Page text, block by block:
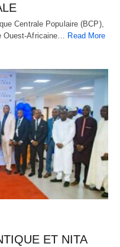
Centrale Populaire (BCP),
Ouest-Africaine… Read More
ET NITA